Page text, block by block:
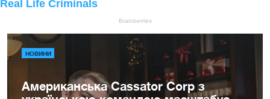
НОВИНИ
Американська Cassator Corp з